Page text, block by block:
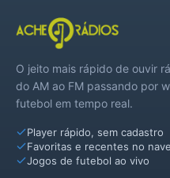
O jeito mais rápido de ouvir
do AM ao FM passando por
futebol em tempo real.
Player rápido, sem cadastro
Favoritas e recentes no
Jogos de futebol ao vivo